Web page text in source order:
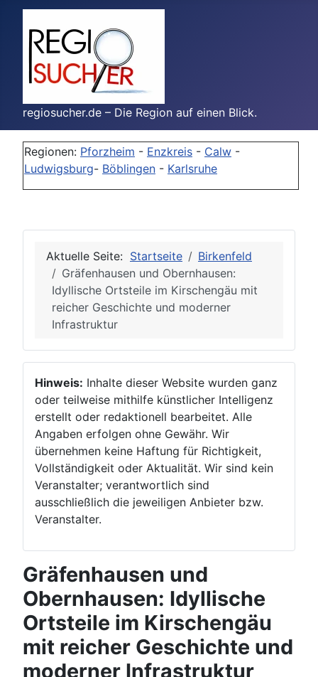
regiosucher.de – Die Region auf einen Blick.
Regionen: Pforzheim - Enzkreis - Calw -
Ludwigsburg- Böblingen - Karlsruhe
Aktuelle Seite: Startseite
Birkenfeld
Gräfenhausen und Obernhausen:
Idyllische Ortsteile im Kirschengäu mit
reicher Geschichte und moderner
Infrastruktur
Hinweis: Inhalte dieser Website wurden ganz
oder teilweise mithilfe künstlicher Intelligenz
erstellt oder redaktionell bearbeitet. Alle
Angaben erfolgen ohne Gewähr. Wir
übernehmen keine Haftung für Richtigkeit,
Vollständigkeit oder Aktualität. Wir sind kein
Veranstalter; verantwortlich sind
ausschließlich die jeweiligen Anbieter bzw.
Veranstalter.
Gräfenhausen und
Obernhausen: Idyllische
Ortsteile im Kirschengäu
mit reicher Geschichte und
moderner Infrastruktur